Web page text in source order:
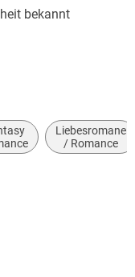
bekannt
Liebesromane
/ Romance